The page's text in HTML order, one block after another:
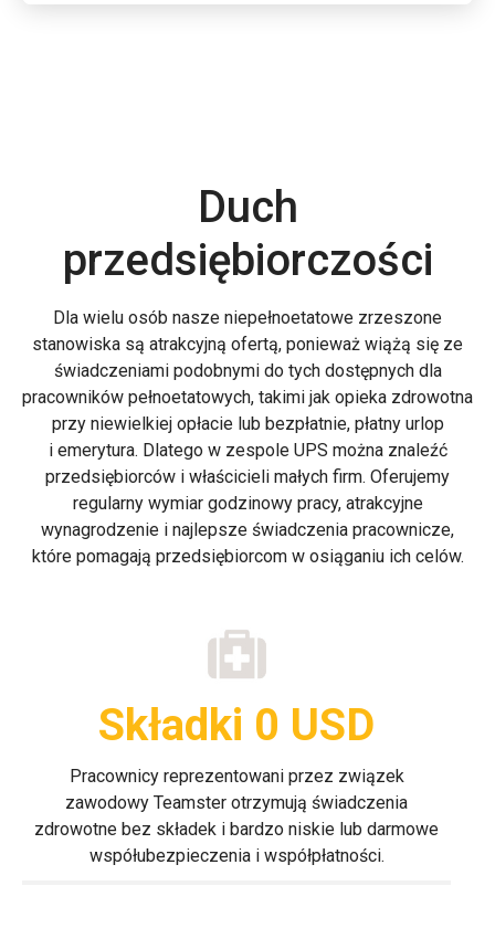
Duch
przedsiębiorczości
Dla wielu osób nasze niepełnoetatowe zrzeszone
stanowiska są atrakcyjną ofertą, ponieważ wiążą się ze
świadczeniami podobnymi do tych dostępnych dla
pracowników pełnoetatowych, takimi jak opieka zdrowotna
przy niewielkiej opłacie lub bezpłatnie, płatny urlop
i emerytura. Dlatego w zespole UPS można znaleźć
przedsiębiorców i właścicieli małych firm. Oferujemy
regularny wymiar godzinowy pracy, atrakcyjne
wynagrodzenie i najlepsze świadczenia pracownicze,
które pomagają przedsiębiorcom w osiąganiu ich celów.
Składki 0 USD
Pracownicy reprezentowani przez związek
zawodowy Teamster otrzymują świadczenia
zdrowotne bez składek i bardzo niskie lub darmowe
współubezpieczenia i współpłatności.